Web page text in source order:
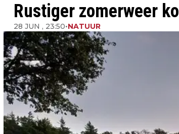
Rustiger zomerweer
28 JUN , 23:50•NATUUR